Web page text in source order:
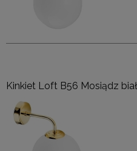
Kinkiet Loft B56 Mosiądz